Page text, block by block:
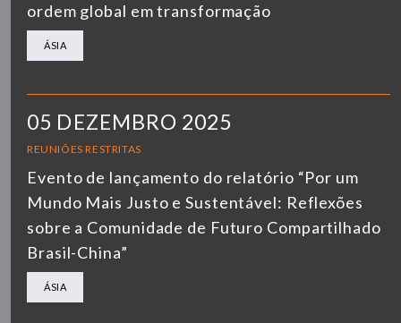
ordem global em transformação
ÁSIA
05 DEZEMBRO 2025
REUNIÕES RESTRITAS
Evento de lançamento do relatório “Por um
Mundo Mais Justo e Sustentável: Reflexões
sobre a Comunidade de Futuro Compartilhado
Brasil-China”
ÁSIA